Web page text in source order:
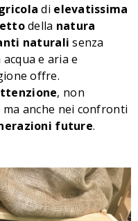
di elevatissima
della natura
naturali senza
e aria e
offre.
, non
ma anche nei confronti
future.